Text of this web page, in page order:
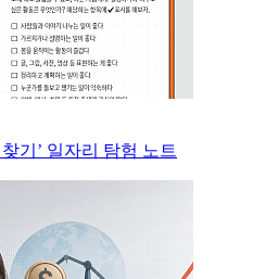
기’ 일자리 탐험 노트